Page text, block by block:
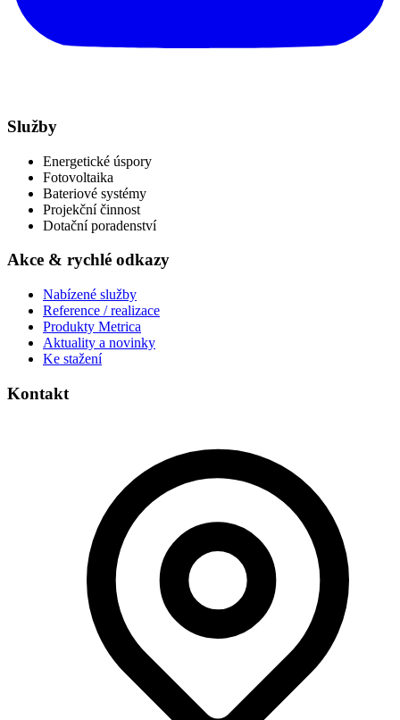
Služby
Energetické úspory
Fotovoltaika
Bateriové systémy
Projekční činnost
Dotační poradenství
Akce & rychlé odkazy
Nabízené služby
Reference / realizace
Produkty Metrica
Aktuality a novinky
Ke stažení
Kontakt